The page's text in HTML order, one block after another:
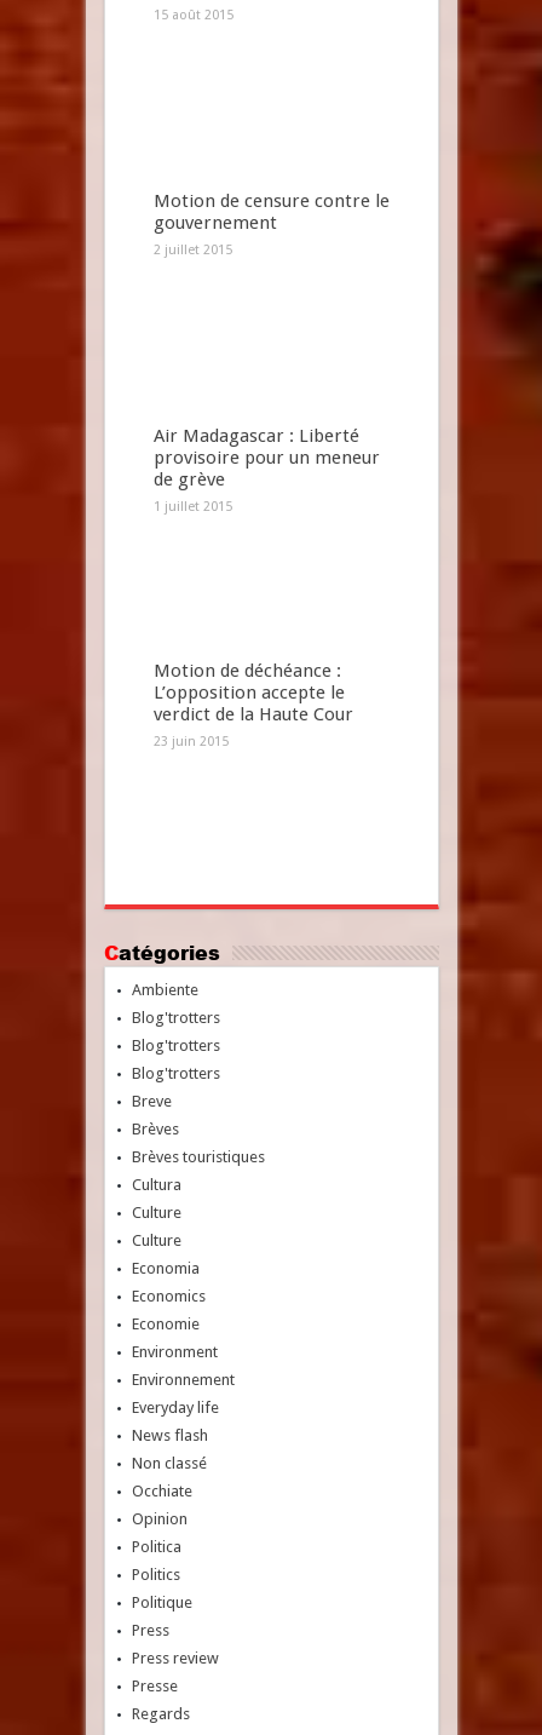
15 août 2015
Motion de censure contre le
gouvernement
2 juillet 2015
Air Madagascar : Liberté
provisoire pour un meneur
de grève
1 juillet 2015
Motion de déchéance :
L’opposition accepte le
verdict de la Haute Cour
23 juin 2015
Catégories
Ambiente
Blog'trotters
Blog'trotters
Blog'trotters
Breve
Brèves
Brèves touristiques
Cultura
Culture
Culture
Economia
Economics
Economie
Environment
Environnement
Everyday life
News flash
Non classé
Occhiate
Opinion
Politica
Politics
Politique
Press
Press review
Presse
Regards